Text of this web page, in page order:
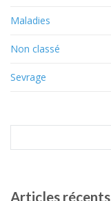
Maladies
Non classé
Sevrage
for:
Articles récents